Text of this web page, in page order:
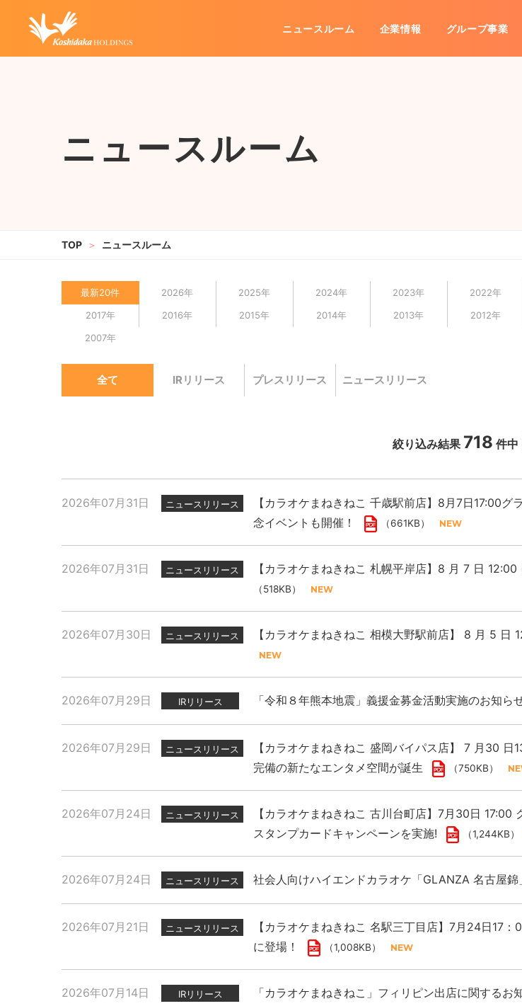
ニュースルーム
ニュースルーム
最新20件 2026年 2025年 2024年 2023年 2022年
2017年
2016年 2015年 2014年 2013年 2012年
2007年
全て IRリリース プレスリリース ニュースリリース
絞り込み結果 718 件中
2026年07月31日 ニュースリリース
【カラオケまねきねこ 千歳駅前店】8月7日17:00
念イベントも開催！
（661KB）
2026年07月31日 ニュースリリース 【カラオケまねきねこ 札幌平岸店】8 月 7 日
（518KB）
2026年07月30日 ニュースリリース 【カラオケまねきねこ 相模大野駅前店】 8 月 5 日
2026年07月29日 IRリリース 「令和８年熊本地震」義援金募金活動実施のお知ら
2026年07月29日 ニュースリリース
【カラオケまねきねこ 盛岡バイパス店】 7 月30
完備の新たなエンタメ空間が誕生
（750KB）
2026年07月24日 ニュースリリース
【カラオケまねきねこ 古川台町店】7月30日
スタンプカードキャンペーンを実施!
（1,244KB）
2026年07月24日 ニュースリリース 社会人向けハイエンドカラオケ「GLANZA 名古屋
2026年07月21日 ニュースリリース
【カラオケまねきねこ 名駅三丁目店】7月24日17
に登場！
（1,008KB）
2026年07月14日 IRリリース 「カラオケまねきねこ」フィリピン出店に関するお
ニュースルーム
代表メッセージ 企業理念 会社概要
企業情報
カラオケ事業 不動産管理事業 その他事業
グループ事業
IRリリース 経営方針 業績・財務
IRポリシー 電子公告